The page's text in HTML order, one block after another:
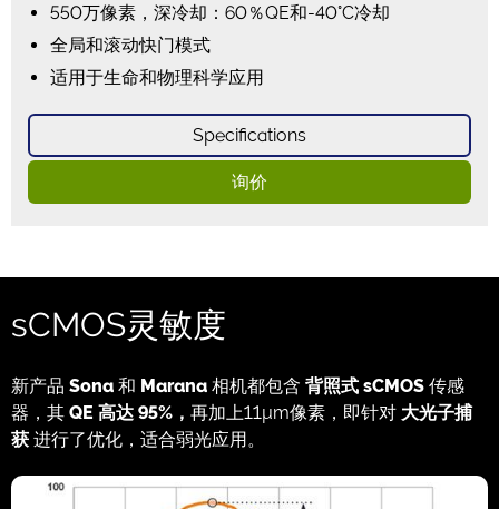
550万像素，深冷却：60％QE和-40°C冷却
全局和滚动快门模式
适用于生命和物理科学应用
Specifications
询价
sCMOS灵敏度
新产品 Sona 和 Marana 相机都包含 背照式 sCMOS 传感
器，其 QE 高达 95%， 再加上11µm像素，即针对 大光子捕
获 进行了优化，适合弱光应用。